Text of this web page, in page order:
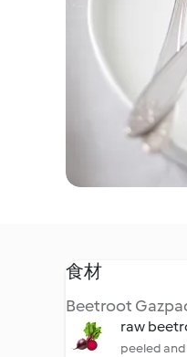
食材
Beetroot
raw
peeled